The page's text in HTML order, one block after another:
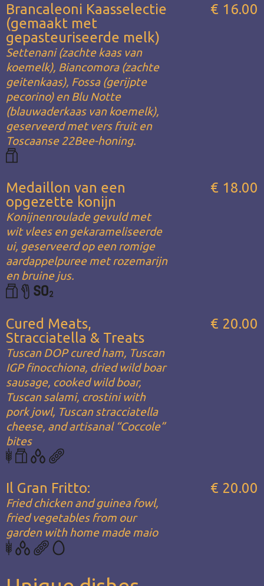
Brancaleoni Kaasselectie
(gemaakt met
gepasteuriseerde melk)
Settenani (zachte kaas van
koemelk), Biancomora (zachte
geitenkaas), Fossa (gerijpte
pecorino) en Blu Notte
(blauwaderkaas van koemelk),
geserveerd met vers fruit en
Toscaanse 22Bee-honing.
€ 16.00
Medaillon van een
opgezette konijn
Konijnenroulade gevuld met
wit vlees en gekarameliseerde
ui, geserveerd op een romige
aardappelpuree met rozemarijn
en bruine jus.
€ 18.00
Cured Meats,
Stracciatella & Treats
Tuscan DOP cured ham, Tuscan
IGP finocchiona, dried wild boar
sausage, cooked wild boar,
Tuscan salami, crostini with
pork jowl, Tuscan stracciatella
cheese, and artisanal “Coccole”
bites
€ 20.00
Il Gran Fritto:
Fried chicken and guinea fowl,
fried vegetables from our
garden with home made maio
€ 20.00